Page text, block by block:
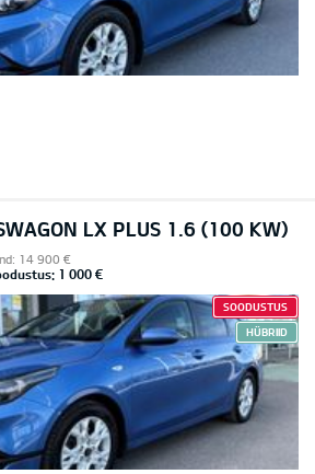
LX PLUS 1.6 (100 KW)
14 900 €
1 000 €
SOODUSTUS
HÜBRIID